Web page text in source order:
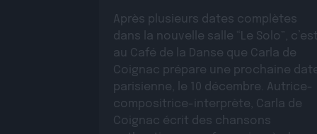
Après plusieurs dates complètes
dans la nouvelle salle “Le Solo”, c’est
au Café de la Danse que Carla de
Coignac prépare une prochaine
parisienne, le 10 décembre. Autrice-
compositrice-interprète, Carla de
Coignac écrit des chansons